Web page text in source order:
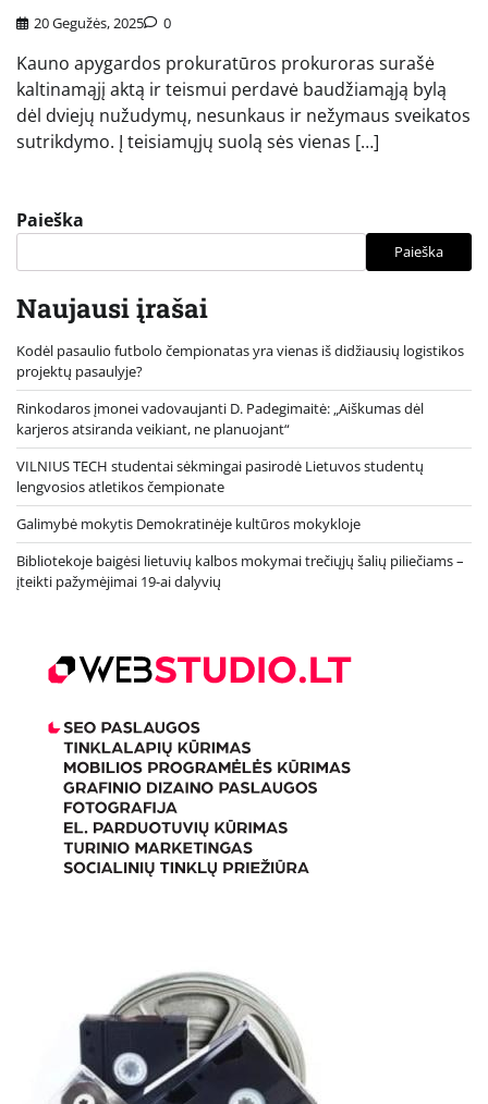
20 Gegužės, 2025 0
Kauno apygardos prokuratūros prokuroras surašė
kaltinamąjį aktą ir teismui perdavė baudžiamąją bylą
dėl dviejų nužudymų, nesunkaus ir nežymaus sveikatos
sutrikdymo. Į teisiamųjų suolą sės vienas […]
Paieška
Paieška
Naujausi įrašai
Kodėl pasaulio futbolo čempionatas yra vienas iš didžiausių logistikos
projektų pasaulyje?
Rinkodaros įmonei vadovaujanti D. Padegimaitė: „Aiškumas dėl
karjeros atsiranda veikiant, ne planuojant“
VILNIUS TECH studentai sėkmingai pasirodė Lietuvos studentų
lengvosios atletikos čempionate
Galimybė mokytis Demokratinėje kultūros mokykloje
Bibliotekoje baigėsi lietuvių kalbos mokymai trečiųjų šalių piliečiams –
įteikti pažymėjimai 19-ai dalyvių